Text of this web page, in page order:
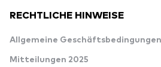
RECHTLICHE HINWEISE
Allgemeine
Mitteilungen 2025